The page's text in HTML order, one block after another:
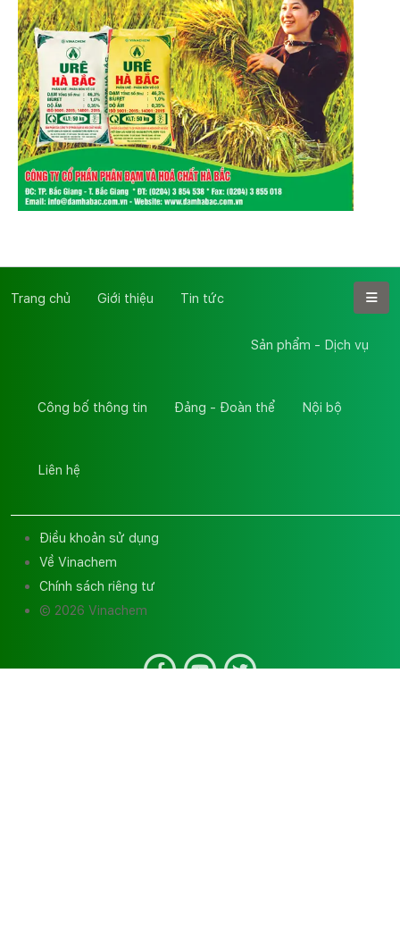
Trang chủ Giới thiệu Tin tức
Sản phẩm - Dịch vụ
Công bố thông tin Đảng - Đoàn thể Nội bộ
Liên hệ
Điều khoản sử dụng
Về Vinachem
Chính sách riêng tư
© 2026 Vinachem